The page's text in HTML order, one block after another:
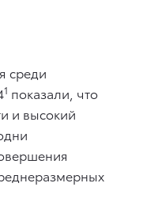
среди
1 показали, что
и высокий